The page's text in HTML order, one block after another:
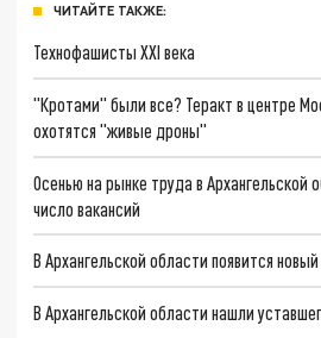
ЧИТАЙТЕ ТАКЖЕ:
Технофашисты XXI века
"Кротами" были все? Теракт в центре
охотятся "живые дроны"
Осенью на рынке труда в Архангельской
число вакансий
В Архангельской области появится новый
В Архангельской области нашли